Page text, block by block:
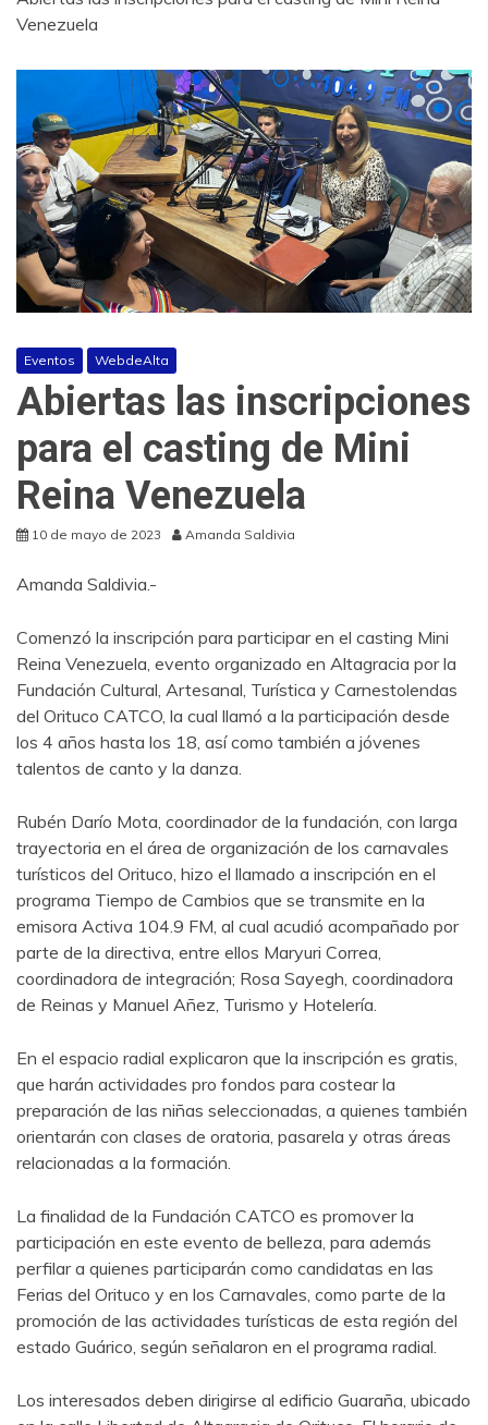
Venezuela
Eventos WebdeAlta
Abiertas las inscripciones
para el casting de Mini
Reina Venezuela
10 de mayo de 2023 Amanda Saldivia
Amanda Saldivia.-
Comenzó la inscripción para participar en el casting Mini
Reina Venezuela, evento organizado en Altagracia por la
Fundación Cultural, Artesanal, Turística y Carnestolendas
del Orituco CATCO, la cual llamó a la participación desde
los 4 años hasta los 18, así como también a jóvenes
talentos de canto y la danza.
Rubén Darío Mota, coordinador de la fundación, con larga
trayectoria en el área de organización de los carnavales
turísticos del Orituco, hizo el llamado a inscripción en el
programa Tiempo de Cambios que se transmite en la
emisora Activa 104.9 FM, al cual acudió acompañado por
parte de la directiva, entre ellos Maryuri Correa,
coordinadora de integración; Rosa Sayegh, coordinadora
de Reinas y Manuel Añez, Turismo y Hotelería.
En el espacio radial explicaron que la inscripción es gratis,
que harán actividades pro fondos para costear la
preparación de las niñas seleccionadas, a quienes también
orientarán con clases de oratoria, pasarela y otras áreas
relacionadas a la formación.
La finalidad de la Fundación CATCO es promover la
participación en este evento de belleza, para además
perfilar a quienes participarán como candidatas en las
Ferias del Orituco y en los Carnavales, como parte de la
promoción de las actividades turísticas de esta región del
estado Guárico, según señalaron en el programa radial.
Los interesados deben dirigirse al edificio Guaraña, ubicado